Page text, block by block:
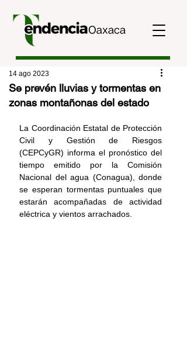
Se prevén lluvias y tormentas en
zonas montañonas del estado
14 ago 2023
La Coordinación Estatal de Protección
Civil y Gestión de Riesgos
(CEPCyGR) informa el pronóstico del
tiempo emitido por la Comisión
Nacional del agua (Conagua), donde
se esperan tormentas puntuales que
estarán acompañadas de actividad
eléctrica y vientos arrachados.